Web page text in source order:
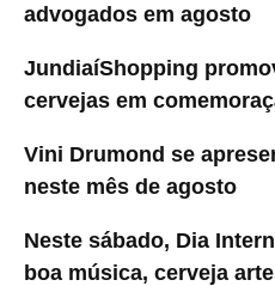
advogados em agosto
JundiaíShopping
cervejas em
Vini Drumond se
neste mês de agosto
Neste sábado, Dia
boa música, cerveja